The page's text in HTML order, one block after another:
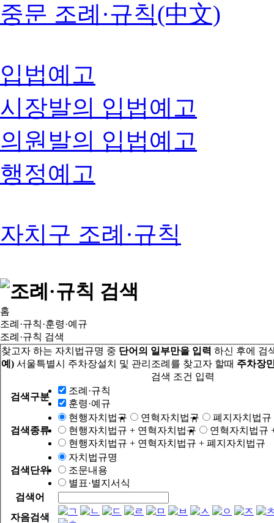
중문 조례·규칙(中文)
입법예고
시장발의 입법예고
의원발의 입법예고
행정예고
자치구 조례·규칙
홈
조례·규칙·훈령·예규
조례·규칙 검색
찾고자 하는 자치법규명 중 단어의 일부만을 입력 하신 후에 검
예) 서울특별시 주차장설치 및 관리조례를 찾고자 할때 주차장
검색 조건 입력
검색구분
조례·규칙
훈령·예규
검색종류
현행자치법규 연혁자치법규
폐지자치법규
현행자치법규 + 연혁자치법규
연혁자치법규
현행자치법규 + 연혁자치법규 + 폐지자치법규
검색단위
자치법규명
조문내용
별표·별지서식
검색어
자음검색